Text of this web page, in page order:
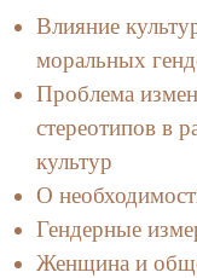
Влияние
моральных
Проблема
стереотипов в
культур
О
Гендерные
Женщина и